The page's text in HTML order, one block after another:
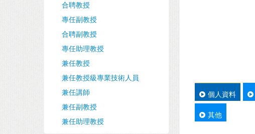
合聘教授
專任副教授
合聘副教授
專任助理教授
兼任教授
兼任教授級專業技術人員
兼任講師
兼任副教授
兼任助理教授
個人資料
其他